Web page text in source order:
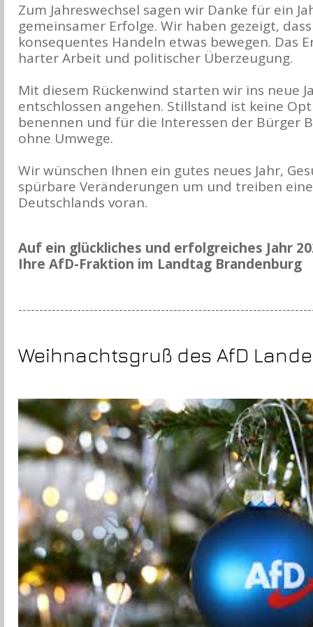
Zum Jahreswechsel sagen wir Danke für ein
gemeinsamer Erfolge. Wir haben gezeigt,
konsequentes Handeln etwas bewegen. Das
harter Arbeit und politischer Überzeugung.
Mit diesem Rückenwind starten wir ins neue
entschlossen angehen. Stillstand ist keine
benennen und für die Interessen der Bürger
ohne Umwege.
Wir wünschen Ihnen ein gutes neues Jahr,
spürbare Veränderungen um und treiben
Deutschlands voran.
Auf ein glückliches und erfolgreiches Jahr
Ihre AfD-Fraktion im Landtag Brandenburg
Weihnachtsgruß des AfD